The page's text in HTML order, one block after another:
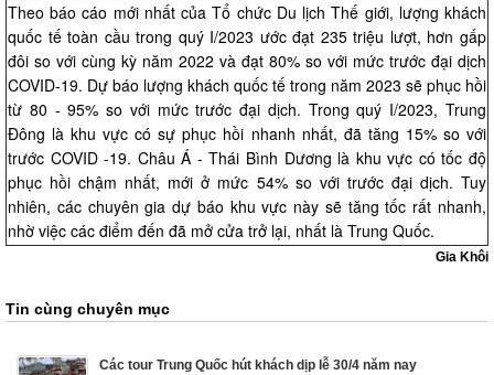
Theo báo cáo mới nhất của Tổ chức Du lịch Thế giới, lượng khách
quốc tế toàn cầu trong quý I/2023 ước đạt 235 triệu lượt, hơn gấp
đôi so với cùng kỳ năm 2022 và đạt 80% so với mức trước đại dịch
COVID-19. Dự báo lượng khách quốc tế trong năm 2023 sẽ phục hồi
từ 80 - 95% so với mức trước đại dịch. Trong quý I/2023, Trung
Đông là khu vực có sự phục hồi nhanh nhất, đã tăng 15% so với
trước COVID -19. Châu Á - Thái Bình Dương là khu vực có tốc độ
phục hồi chậm nhất, mới ở mức 54% so với trước đại dịch. Tuy
nhiên, các chuyên gia dự báo khu vực này sẽ tăng tốc rất nhanh,
nhờ việc các điểm đến đã mở cửa trở lại, nhất là Trung Quốc.
Gia Khôi
Tin cùng chuyên mục
Các tour Trung Quốc hút khách dịp lễ 30/4 năm nay